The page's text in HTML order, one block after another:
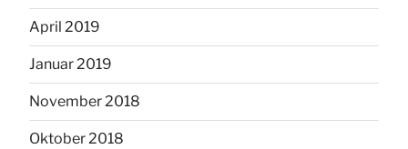
April 2019
Januar 2019
November 2018
Oktober 2018